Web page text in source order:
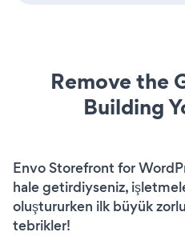
Remove the
Building
Envo Storefront for
hale getirdiyseniz,
oluştururken ilk büyük
tebrikler!